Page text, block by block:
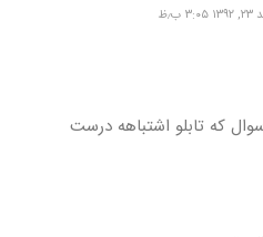
حداقل ۲-۳ تا سوال که تابلو اشتباهه درست